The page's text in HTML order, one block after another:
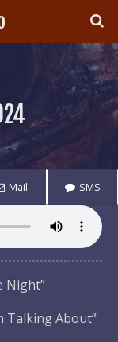
Mail SMS
Night”
Talking About”